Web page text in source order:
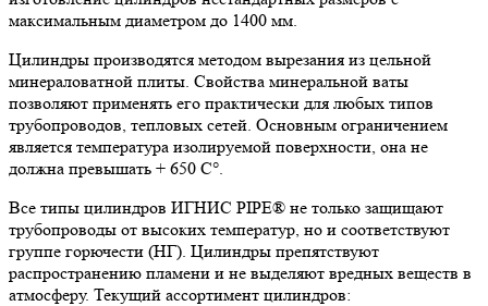
максимальным диаметром до 1400 мм.
Цилиндры производятся методом вырезания из цельной
минераловатной плиты. Свойства минеральной ваты
позволяют применять его практически для любых типов
трубопроводов, тепловых сетей. Основным ограничением
является температура изолируемой поверхности, она не
должна превышать + 650 C°.
Все типы цилиндров ИГНИС PIPE® не только защищают
трубопроводы от высоких температур, но и соответствуют
группе горючести (НГ). Цилиндры препятствуют
распространению пламени и не выделяют вредных веществ в
атмосферу. Текущий ассортимент цилиндров: